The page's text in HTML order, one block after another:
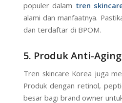
populer dalam tren
alami dan manfaatnya.
dan terdaftar di BPOM.
5. Produk Anti-
Tren skincare Korea juga
Produk dengan retinol,
besar bagi brand owner